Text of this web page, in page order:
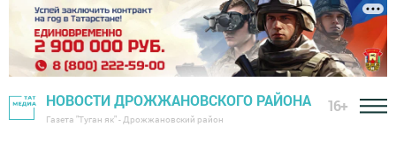
НОВОСТИ ДРОЖЖАНОВСКОГО РАЙОНА
Газета "Туган як" - Дрожжановский район
16+